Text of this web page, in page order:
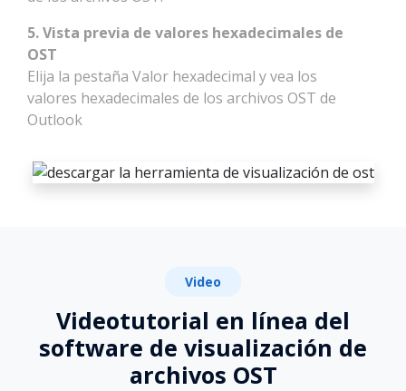
5. Vista previa de valores hexadecimales de
OST
Elija la pestaña Valor hexadecimal y vea los
valores hexadecimales de los archivos OST de
Outlook
Video
Videotutorial en línea del
software de visualización de
archivos OST